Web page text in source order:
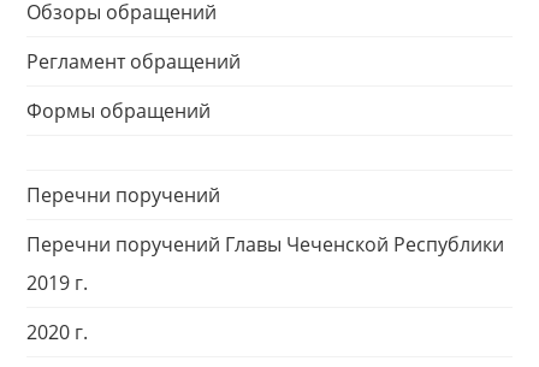
Обзоры обращений
Регламент обращений
Формы обращений
Перечни поручений
Перечни поручений Главы Чеченской Республики
2019 г.
2020 г.